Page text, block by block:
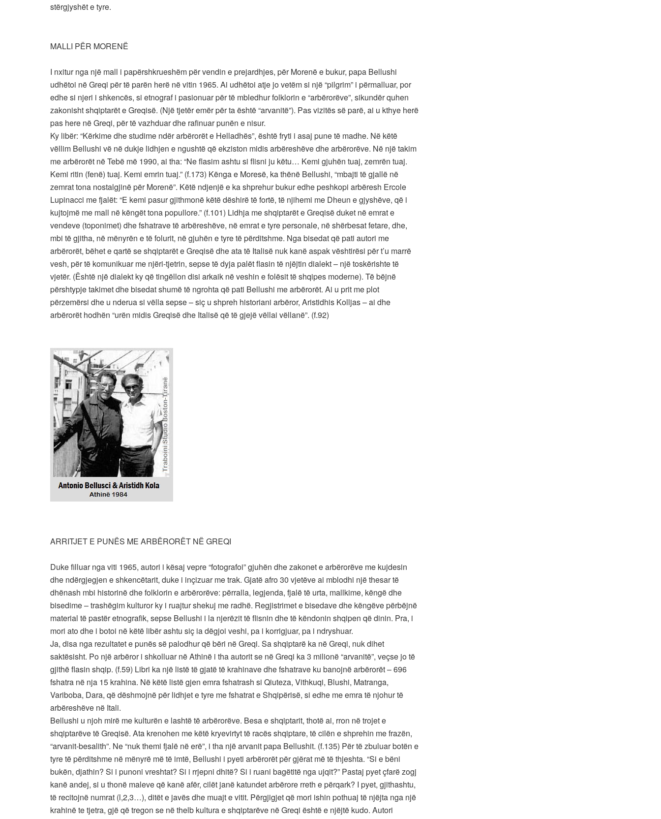
stërgjyshët e tyre.
MALLI PËR MORENË
I nxitur nga një mall i papërshkrueshëm për vendin e prejardhjes, për Morenë e bukur, papa Bellushi
udhëtoi në Greqi për të parën herë në vitin 1965. Ai udhëtoi atje jo vetëm si një “pilgrim” i përmalluar, por
edhe si njeri i shkencës, si etnograf i pasionuar për të mbledhur folklorin e “arbërorëve”, sikundër quhen
zakonisht shqiptarët e Greqisë. (Një tjetër emër për ta është “arvanitë”). Pas vizitës së parë, ai u kthye herë
pas here në Greqi, për të vazhduar dhe rafinuar punën e nisur.
Ky libër: “Kërkime dhe studime ndër arbërorët e Helladhës”, është fryti i asaj pune të madhe. Në këtë
vëllim Bellushi vë në dukje lidhjen e ngushtë që ekziston midis arbëreshëve dhe arbërorëve. Në një takim
me arbërorët në Tebë më 1990, ai tha: “Ne flasim ashtu si flisni ju këtu… Kemi gjuhën tuaj, zemrën tuaj.
Kemi ritin (fenë) tuaj. Kemi emrin tuaj.” (f.173) Kënga e Moresë, ka thënë Bellushi, “mbajti të gjallë në
zemrat tona nostalgjinë për Morenë”. Këtë ndjenjë e ka shprehur bukur edhe peshkopi arbëresh Ercole
Lupinacci me fjalët: “E kemi pasur gjithmonë këtë dëshirë të fortë, të njihemi me Dheun e gjyshëve, që i
kujtojmë me mall në këngët tona popullore.” (f.101) Lidhja me shqiptarët e Greqisë duket në emrat e
vendeve (toponimet) dhe fshatrave të arbëreshëve, në emrat e tyre personale, në shërbesat fetare, dhe,
mbi të gjitha, në mënyrën e të folurit, në gjuhën e tyre të përditshme. Nga bisedat që pati autori me
arbërorët, bëhet e qartë se shqiptarët e Greqisë dhe ata të Italisë nuk kanë aspak vështirësi për t’u marrë
vesh, për të komunikuar me njëri-tjetrin, sepse të dyja palët flasin të njëjtin dialekt – një toskërishte të
vjetër. (Është një dialekt ky që tingëllon disi arkaik në veshin e folësit të shqipes moderne). Të bëjnë
përshtypje takimet dhe bisedat shumë të ngrohta që pati Bellushi me arbërorët. Ai u prit me plot
përzemërsi dhe u nderua si vëlla sepse – siç u shpreh historiani arbëror, Aristidhis Kolljas – ai dhe
arbërorët hodhën “urën midis Greqisë dhe Italisë që të gjejë vëllai vëllanë”. (f.92)
ARRITJET E PUNËS ME ARBËRORËT NË GREQI
Duke filluar nga viti 1965, autori i kësaj vepre “fotografoi” gjuhën dhe zakonet e arbërorëve me kujdesin
dhe ndërgjegjen e shkencëtarit, duke i inçizuar me trak. Gjatë afro 30 vjetëve ai mblodhi një thesar të
dhënash mbi historinë dhe folklorin e arbërorëve: përralla, legjenda, fjalë të urta, mallkime, këngë dhe
bisedime – trashëgim kulturor ky i ruajtur shekuj me radhë. Regjistrimet e bisedave dhe këngëve përbëjnë
material të pastër etnografik, sepse Bellushi i la njerëzit të flisnin dhe të këndonin shqipen që dinin. Pra, i
mori ato dhe i botoi në këtë libër ashtu siç ia dëgjoi veshi, pa i korrigjuar, pa i ndryshuar.
Ja, disa nga rezultatet e punës së palodhur që bëri në Greqi. Sa shqiptarë ka në Greqi, nuk dihet
saktësisht. Po një arbëror i shkolluar në Athinë i tha autorit se në Greqi ka 3 milionë “arvanitë”, veçse jo të
gjithë flasin shqip. (f.59) Libri ka një listë të gjatë të krahinave dhe fshatrave ku banojnë arbërorët – 696
fshatra në nja 15 krahina. Në këtë listë gjen emra fshatrash si Qiuteza, Vithkuqi, Blushi, Matranga,
Variboba, Dara, që dëshmojnë për lidhjet e tyre me fshatrat e Shqipërisë, si edhe me emra të njohur të
arbëreshëve në Itali.
Bellushi u njoh mirë me kulturën e lashtë të arbërorëve. Besa e shqiptarit, thotë ai, rron në trojet e
shqiptarëve të Greqisë. Ata krenohen me këtë kryevirtyt të racës shqiptare, të cilën e shprehin me frazën,
“arvanit-besalith”. Ne “nuk themi fjalë në erë”, i tha një arvanit papa Bellushit. (f.135) Për të zbuluar botën e
tyre të përditshme në mënyrë më të imtë, Bellushi i pyeti arbërorët për gjërat më të thjeshta. “Si e bëni
bukën, djathin? Si i punoni vreshtat? Si i rrjepni dhitë? Si i ruani bagëtitë nga ujqit?” Pastaj pyet çfarë zogj
kanë andej, si u thonë maleve që kanë afër, cilët janë katundet arbërore rreth e përqark? I pyet, gjithashtu,
të recitojnë numrat (l,2,3…), ditët e javës dhe muajt e vitit. Përgjigjet që mori ishin pothuaj të njëjta nga një
krahinë te tjetra, gjë që tregon se në thelb kultura e shqiptarëve në Greqi është e njëjtë kudo. Autori